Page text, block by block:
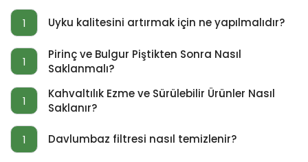
1 Uyku kalitesini artırmak için ne yapılmalıdır?
1
Pirinç ve Bulgur Piştikten Sonra Nasıl
Saklanmalı?
1
Kahvaltılık Ezme ve Sürülebilir Ürünler Nasıl
Saklanır?
1 Davlumbaz filtresi nasıl temizlenir?